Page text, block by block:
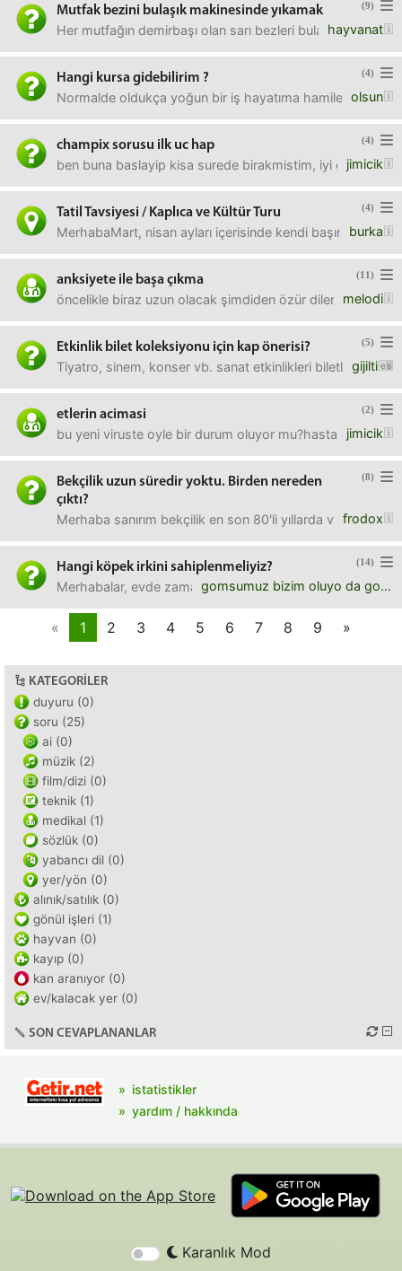
(9)
Mutfak bezini bulaşık makinesinde yıkamak
hayvanat
Her mutfağın demirbaşı olan sarı bezleri bulaşık
(4)
Hangi kursa gidebilirim ?
olsun
Normalde oldukça yoğun bir iş hayatıma hamileliğim
(4)
champix sorusu ilk uc hap
jimicik
ben buna baslayip kisa surede birakmistim, iyi gelmedi.
(4)
Tatil Tavsiyesi / Kaplıca ve Kültür Turu
burka
MerhabaMart, nisan ayları içerisinde kendi başıma bir
(11)
anksiyete ile başa çıkma
melodi
öncelikle biraz uzun olacak şimdiden özür
(5)
Etkinlik bilet koleksiyonu için kap önerisi?
gijilti
Tiyatro, sinem, konser vb. sanat etkinlikleri biletlerimden
(2)
etlerin acimasi
jimicik
bu yeni viruste oyle bir durum oluyor mu?hasta veya
(8)
Bekçilik uzun süredir yoktu. Birden nereden
çıktı?
frodox
Merhaba sanırım bekçilik en son 80'li yıllarda varmış.
(14)
Hangi köpek irkini sahiplenmeliyiz?
gomsumuz bizim oluyo da gomsumuz oluyo
Merhabalar, evde zaman zaman korkuyorum. Beni
« 1 2 3 4 5 6 7 8 9 »
KATEGORILER
duyuru (0)
soru (25)
ai (0)
müzik (2)
film/dizi (0)
teknik (1)
medikal (1)
sözlük (0)
yabancı dil (0)
yer/yön (0)
alınık/satılık (0)
gönül işleri (1)
hayvan (0)
kayıp (0)
kan aranıyor (0)
ev/kalacak yer (0)
SON CEVAPLANANLAR
istatistikler
yardım / hakkında
Karanlık Mod